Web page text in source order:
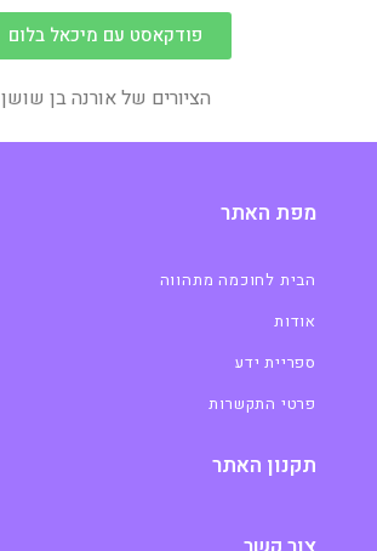
פודקאסט עם מיכאל בלום
הציורים של אורנה בן שושן
מפת האתר
הבית לחוכמה מתהווה
אודות
ספריית ידע
פרטי התקשרות
תקנון האתר